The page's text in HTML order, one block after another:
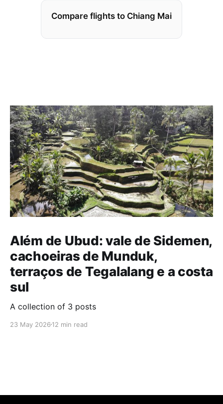
Compare flights to Chiang Mai
Além de Ubud: vale de Sidemen,
cachoeiras de Munduk,
terraços de Tegalalang e a costa
sul
A collection of 3 posts
23 May 2026 12 min read